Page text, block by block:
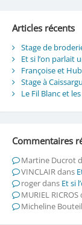
Articles récents
Stage de
Et si l’on parlait
Françoise et
Stage à
Le Fil Blanc et
Commentaires
Martine Ducrot
VINCLAIRdans
rogerdans Et si
MURIEL RICROS
Micheline